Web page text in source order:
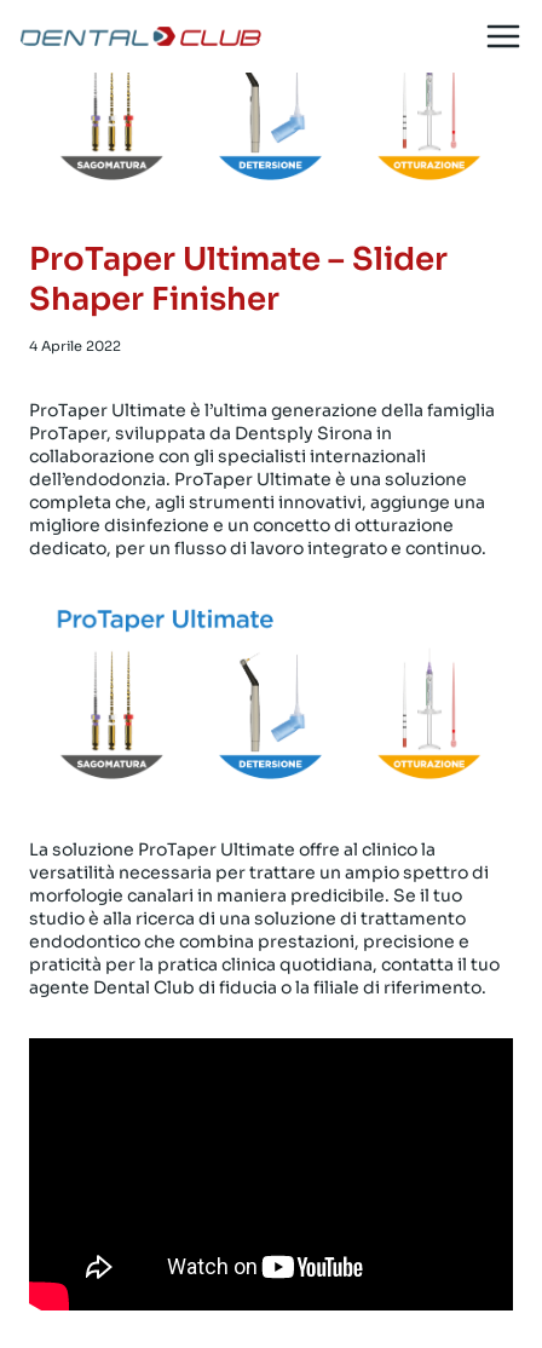
ProTaper Ultimate – Slider
Shaper Finisher
4 Aprile 2022
ProTaper Ultimate è l’ultima generazione della famiglia
ProTaper, sviluppata da Dentsply Sirona in
collaborazione con gli specialisti internazionali
dell’endodonzia. ProTaper Ultimate è una soluzione
completa che, agli strumenti innovativi, aggiunge una
migliore disinfezione e un concetto di otturazione
dedicato, per un flusso di lavoro integrato e continuo.
La soluzione ProTaper Ultimate offre al clinico la
versatilità necessaria per trattare un ampio spettro di
morfologie canalari in maniera predicibile. Se il tuo
studio è alla ricerca di una soluzione di trattamento
endodontico che combina prestazioni, precisione e
praticità per la pratica clinica quotidiana, contatta il tuo
agente Dental Club di fiducia o la filiale di riferimento.